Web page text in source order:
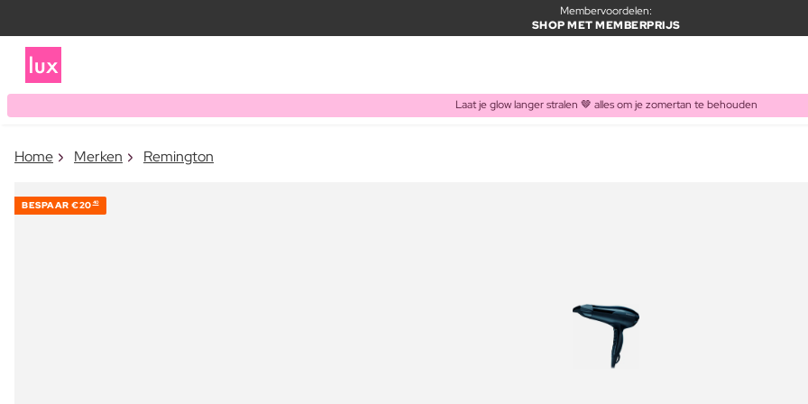
Membervoordelen:
SHOP MET MEMBERPRIJS
Laat je glow langer stralen 🤎 alles om je zomertan te behouden
Home Merken Remington
BESPAAR €20 40